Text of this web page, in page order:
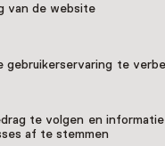
van de website
gebruikerservaring te
te volgen en
af te stemmen